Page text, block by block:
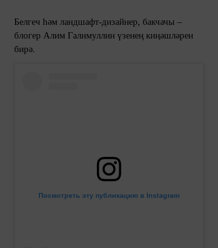
Белгеч һәм ландшафт-дизайнер, бакчачы –
блогер Алим Галимуллин үзенең киңәшләрен
бирә.
Посмотреть эту публикацию в Instagram